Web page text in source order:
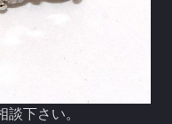
下さい。